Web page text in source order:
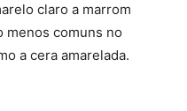
claro a marrom
menos comuns no
a cera amarelada.